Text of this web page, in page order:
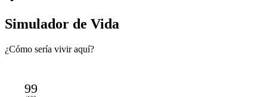
Simulador de Vida
¿Cómo sería vivir aquí?
99